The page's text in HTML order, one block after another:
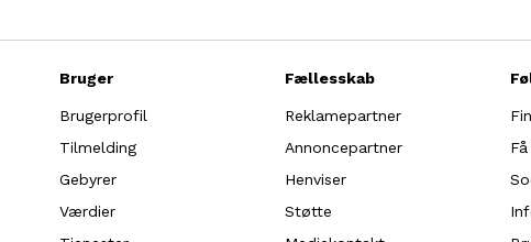
Bruger
Brugerprofil
Tilmelding
Gebyrer
Værdier
Fællesskab
Reklamepartner
Annoncepartner
Henviser
Støtte